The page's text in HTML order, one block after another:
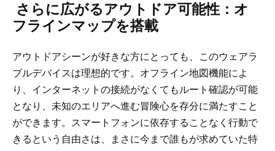
さらに広がるアウトドア可能性：オ
フラインマップを搭載
アウトドアシーンが好きな方にとっても、このウェアラ
ブルデバイスは理想的です。オフライン地図機能によ
り、インターネットの接続がなくてもルート確認が可能
となり、未知のエリアへ進む冒険心を存分に満たすこと
ができます。スマートフォンに依存することなく行動で
きるという自由さは、まさに今まで誰もが求めていた特